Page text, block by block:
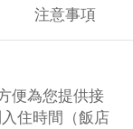
注意事項
便為您提供接
住時間（飯店